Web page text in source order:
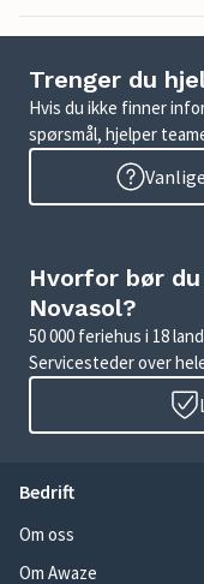
Trenger du
Hvis du ikke finner
spørsmål, hjelper
Hvorfor bør
Novasol?
50 000 feriehus i 18
Servicesteder over
Bedrift
Om oss
Om Awaze